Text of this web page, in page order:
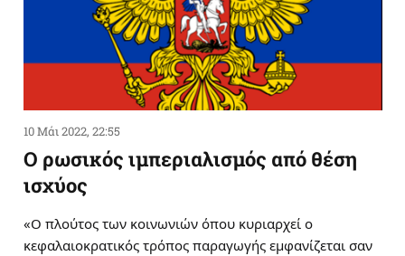
10 Μάι 2022, 22:55
Ο ρωσικός ιμπεριαλισμός από θέση
ισχύος
«Ο πλούτος των κοινωνιών όπου κυριαρχεί ο
κεφαλαιοκρατικός τρόπος παραγωγής εμφανίζεται σαν